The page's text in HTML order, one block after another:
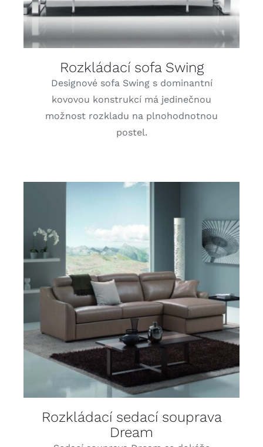
Rozkládací sofa Swing
Designové sofa Swing s dominantní
kovovou konstrukcí má jedinečnou
možnost rozkladu na plnohodnotnou
postel.
DETAILY
Rozkládací sedací souprava
Dream